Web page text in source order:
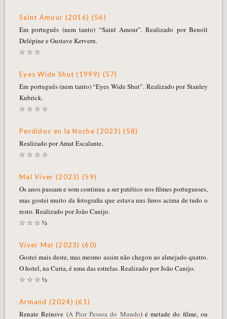
Saint Amour (2016) (56)
Em português (nem tanto) “Saint Amour”. Realizado por Benoît
Delépine e Gustave Kervern.
☆ ☆ ☆
Eyes Wide Shut (1999) (57)
Em português (nem tanto) “Eyes Wide Shut”. Realizado por Stanley
Kubrick.
☆ ☆ ☆ ☆
Perdidos en la Noche (2023) (58)
Realizado por Amat Escalante.
☆ ☆ ☆ ☆
Mal Viver (2023) (59)
Os anos passam e som continua a ser patético nos filmes portugueses,
mas gostei muito da fotografia que estava uns furos acima de tudo o
resto. Realizado por João Canijo.
☆ ☆ ☆ ½
Viver Mal (2023) (60)
Gostei mais deste, mas mesmo assim não chegou ao almejado quatro.
O hotel, na Curia, é uma das estrelas. Realizado por João Canijo.
☆ ☆ ☆ ½
Armand (2024) (61)
Renate Reinsve (A Pior Pessoa do Mundo) é metade do filme, ou